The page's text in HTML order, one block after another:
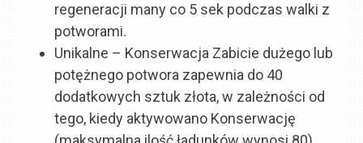
regeneracji many co 5 sek podczas walki z
potworami.
Unikalne – Konserwacja Zabicie dużego lub
potężnego potwora zapewnia do 40
dodatkowych sztuk złota, w zależności od
tego, kiedy aktywowano Konserwację